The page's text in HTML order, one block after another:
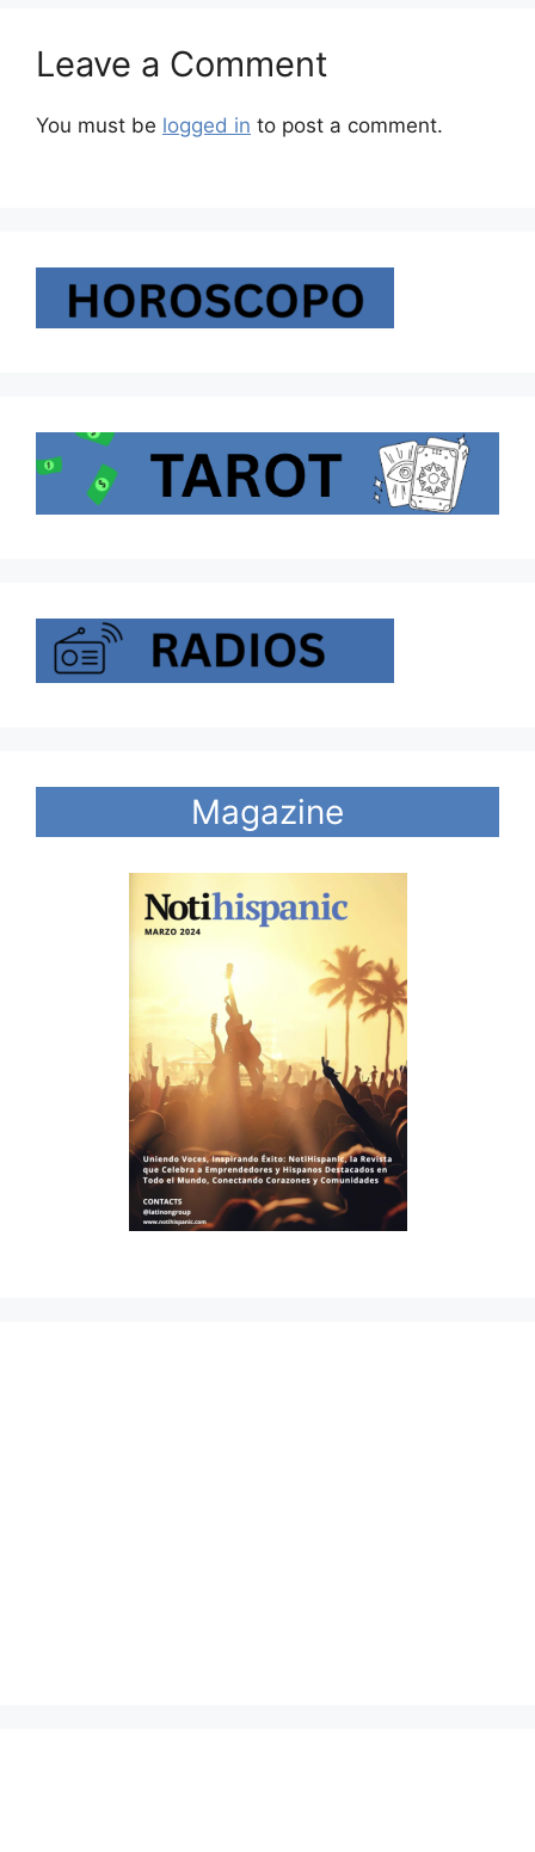
Leave a Comment
You must be logged in to post a comment.
Magazine